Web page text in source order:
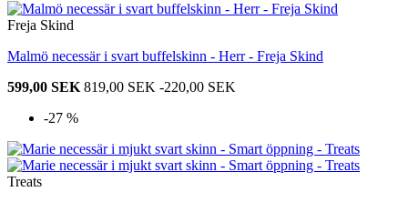
Freja Skind
Malmö necessär i svart buffelskinn - Herr - Freja Skind
599,00 SEK 819,00 SEK -220,00 SEK
-27 %
Treats